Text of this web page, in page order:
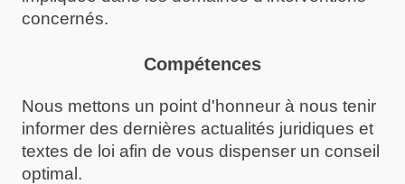
concernés.
Compétences
Nous mettons un point d'honneur à nous tenir
informer des dernières actualités juridiques et
textes de loi afin de vous dispenser un conseil
optimal.